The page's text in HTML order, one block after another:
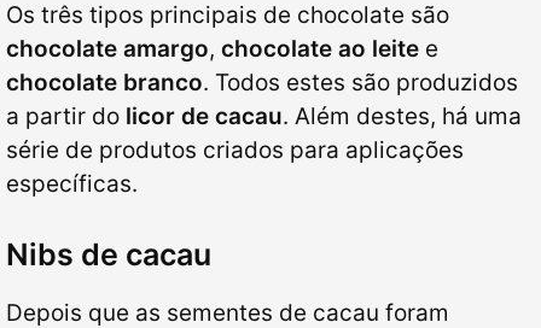
Os três tipos principais de chocolate são
chocolate amargo, chocolate ao leite e
chocolate branco. Todos estes são produzidos
a partir do licor de cacau. Além destes, há uma
série de produtos criados para aplicações
específicas.
Nibs de cacau
Depois que as sementes de cacau foram